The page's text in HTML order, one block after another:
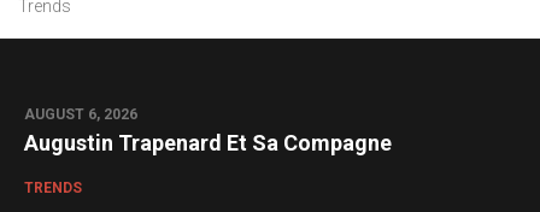
Trends
AUGUST 6, 2026
Augustin Trapenard Et Sa Compagne
TRENDS